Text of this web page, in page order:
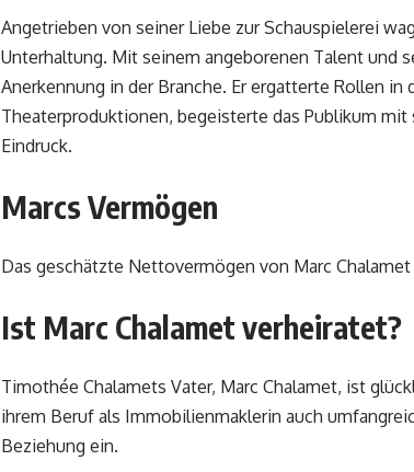
Angetrieben von seiner Liebe zur Schauspielerei
Unterhaltung. Mit seinem angeborenen Talent und
Anerkennung in der Branche. Er ergatterte Rollen
Theaterproduktionen, begeisterte das Publikum
Eindruck.
Marcs Vermögen
Das geschätzte Nettovermögen von Marc
Ist Marc Chalamet verheiratet?
Timothée Chalamets Vater, Marc Chalamet, ist
ihrem Beruf als Immobilienmaklerin auch
Beziehung ein.